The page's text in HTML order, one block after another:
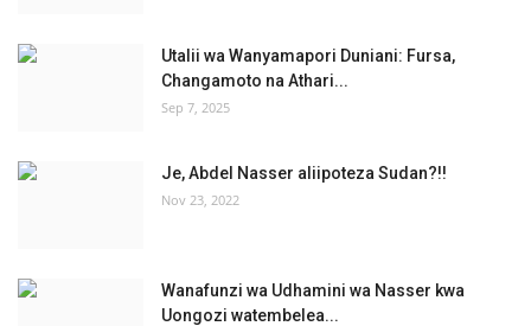
Utalii wa Wanyamapori Duniani: Fursa,
Changamoto na Athari...
Sep 7, 2025
Je, Abdel Nasser aliipoteza Sudan?!!
Nov 23, 2022
Wanafunzi wa Udhamini wa Nasser kwa
Uongozi watembelea...